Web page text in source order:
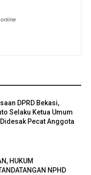
DPRD Bekasi,
Selaku Ketua Umum
Pecat Anggota
HUKUM
NPHD